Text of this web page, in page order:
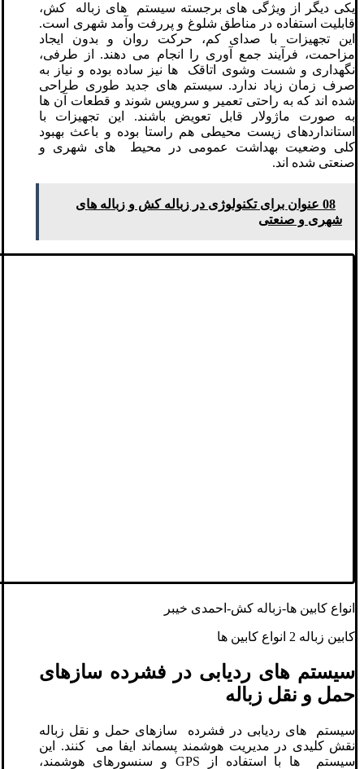
یکی دیگر از ویژگی های برجسته سیستم های زباله کش،
قابلیت استفاده در مناطق شلوغ و پررفت وآمد شهری است.
این تجهیزات با صدای کم، حرکت روان و بدون ایجاد
مزاحمت، فرآیند جمع آوری را انجام می دهند. از طرفی،
نگهداری و شست وشوی اتاقک ها نیز ساده بوده و نیاز به
صرف زمان زیاد ندارد. سیستم های جدید طوری طراحی
شده اند که به راحتی تعمیر و سرویس شوند و قطعات آن ها
به صورت ماژولار قابل تعویض باشند. این تجهیزات با
استانداردهای زیست محیطی هم راستا بوده و باعث بهبود
کلی وضعیت بهداشت عمومی در محیط های شهری و
صنعتی شده اند.
08 عنوان برای تکنولوژی‌ در زباله کش و زباله‌ های
شهری و صنعتی
انواع کابین ها-زباله کش-احمدی خیبر
کابین زباله 2 انواع کابین ها
سیستم های ردیابی در فشرده سازهای
حمل و نقل زباله
سیستم های ردیابی در فشرده سازهای حمل و نقل زباله
نقش کلیدی در مدیریت هوشمند پسماند ایفا می کنند. این
سیستم ها با استفاده از GPS و سنسورهای هوشمند،